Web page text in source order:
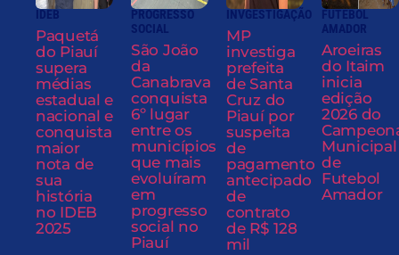
IDEB
Paquetá
do Piauí
supera
médias
estadual e
nacional e
conquista
maior
nota de
sua
história
no IDEB
2025
PROGRESSO
SOCIAL
São João
da
Canabrava
conquista
6º lugar
entre os
municípios
que mais
evoluíram
em
progresso
social no
Piauí
INVGESTIGAÇÃO
MP
investiga
prefeita
de Santa
Cruz do
Piauí por
suspeita
de
pagamento
antecipado
de
contrato
de R$ 128
mil
FUTEBOL
AMADOR
Aroeiras
do Itaim
inicia
edição
2026 do
Municipal
de
Futebol
Amador